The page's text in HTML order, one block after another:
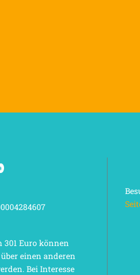
301 Euro können
einen anderen
Bei Interesse